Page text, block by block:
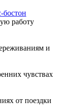
работу
и
чувствах
от поездки